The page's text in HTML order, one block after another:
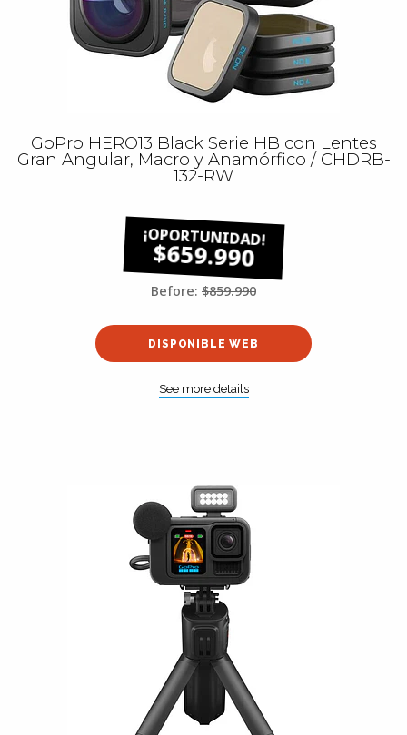
GoPro HERO13 Black Serie HB con Lentes
Gran Angular, Macro y Anamórfico / CHDRB-
132-RW
$659.990
Before: $859.990
DISPONIBLE WEB
See more details